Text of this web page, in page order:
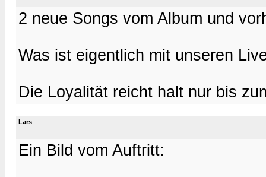
2 neue Songs vom Album und
Was ist eigentlich mit unseren
Die Loyalität reicht halt nur bis
Lars
Ein Bild vom Auftritt: